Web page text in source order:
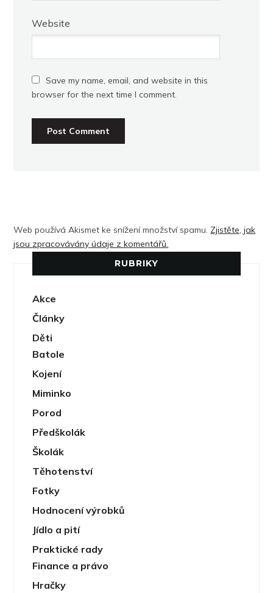
Website
Save my name, email, and website in this
browser for the next time I comment.
Web používá Akismet ke snížení množství spamu. Zjistěte, jak
jsou zpracovávány údaje z komentářů.
RUBRIKY
Akce
Články
Děti
Batole
Kojení
Miminko
Porod
Předškolák
Školák
Těhotenství
Fotky
Hodnocení výrobků
Jídlo a pití
Praktické rady
Finance a právo
Hračky